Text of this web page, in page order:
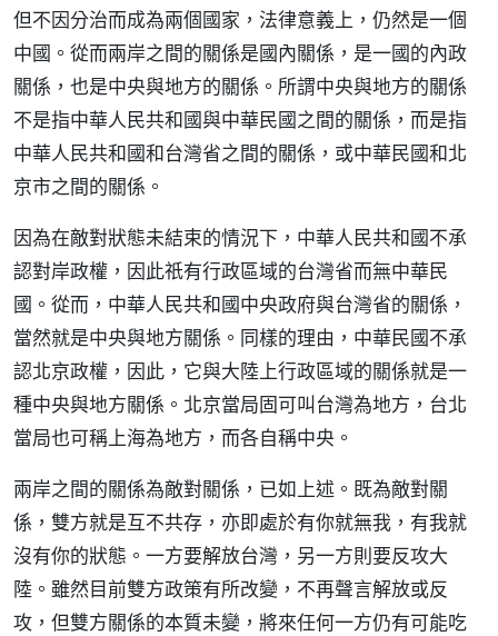
但不因分治而成為兩個國家，法律意義上，仍然是一個
中國。從而兩岸之間的關係是國內關係，是一國的內政
關係，也是中央與地方的關係。所謂中央與地方的關係
不是指中華人民共和國與中華民國之間的關係，而是指
中華人民共和國和台灣省之間的關係，或中華民國和北
京市之間的關係。
因為在敵對狀態未結束的情況下，中華人民共和國不承
認對岸政權，因此祇有行政區域的台灣省而無中華民
國。從而，中華人民共和國中央政府與台灣省的關係，
當然就是中央與地方關係。同樣的理由，中華民國不承
認北京政權，因此，它與大陸上行政區域的關係就是一
種中央與地方關係。北京當局固可叫台灣為地方，台北
當局也可稱上海為地方，而各自稱中央。
兩岸之間的關係為敵對關係，已如上述。既為敵對關
係，雙方就是互不共存，亦即處於有你就無我，有我就
沒有你的狀態。一方要解放台灣，另一方則要反攻大
陸。雖然目前雙方政策有所改變，不再聲言解放或反
攻，但雙方關係的本質未變，將來任何一方仍有可能吃